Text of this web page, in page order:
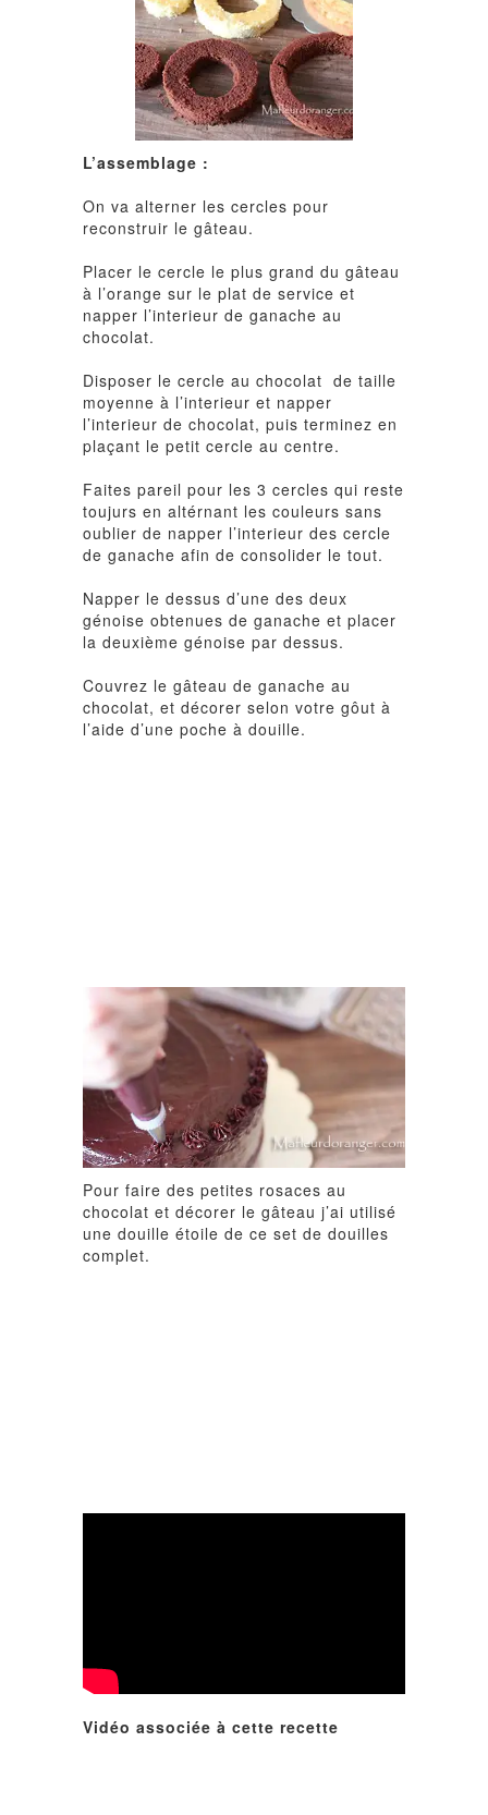
L’assemblage :
On va alterner les cercles pour
reconstruir le gâteau.
Placer le cercle le plus grand du gâteau
à l’orange sur le plat de service et
napper l’interieur de ganache au
chocolat.
Disposer le cercle au chocolat de taille
moyenne à l’interieur et napper
l’interieur de chocolat, puis terminez en
plaçant le petit cercle au centre.
Faites pareil pour les 3 cercles qui reste
toujurs en altérnant les couleurs sans
oublier de napper l’interieur des cercle
de ganache afin de consolider le tout.
Napper le dessus d’une des deux
génoise obtenues de ganache et placer
la deuxième génoise par dessus.
Couvrez le gâteau de ganache au
chocolat, et décorer selon votre gôut à
l’aide d’une poche à douille.
Pour faire des petites rosaces au
chocolat et décorer le gâteau j’ai utilisé
une douille étoile de ce set de douilles
complet.
Vidéo associée à cette recette